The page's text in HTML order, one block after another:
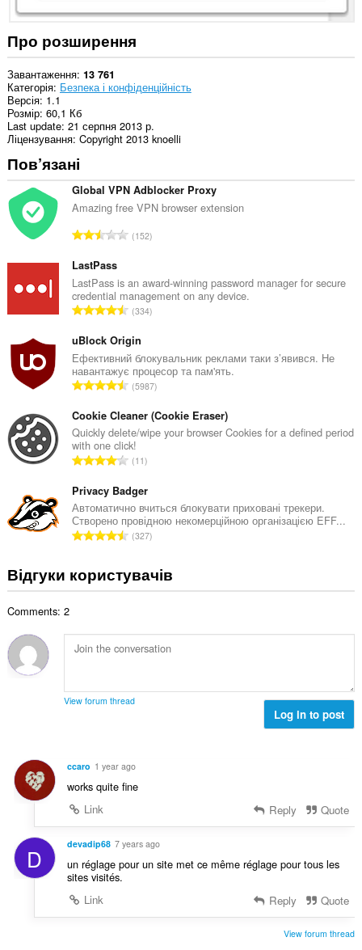
Про розширення
Завантаження 13 761
Категорія Безпека і конфіденційність
Версія 1.1
Розмір 60,1 Кб
Last update 21 серпня 2013 р.
Ліцензування Copyright 2013 knoelli
Пов’язані
Global VPN Adblocker Proxy
Amazing free VPN browser extension
З
а
л
ь
а
к
і
л
ь
к
і
с
ь
о
ц
і
ю
в
і
в
152
LastPass
LastPass is an award-winning password manager for secure
credential management on any device.
З
г
а
л
ь
а
к
і
л
ь
к
і
с
о
н
ю
ч
334
uBlock Origin
Ефективний блокувальник реклами таки з’явився. Не
навантажує процесор та пам'ять.
З
г
а
л
ь
а
к
і
л
к
і
ь
о
і
н
ч
і
5987
Cookie Cleaner (Cookie Eraser)
Quickly delete/wipe your browser Cookies for a defined period
with one click!
З
г
а
л
ь
а
к
ь
к
т
і
н
а
ч
і
11
Privacy Badger
Автоматично вчиться блокувати приховані трекери.
Створено провідною некомерційною організацією EFF...
З
а
н
а
л
с
т
ь
ц
і
ю
ч
327
Відгуки користувачів
Comments: 2
View forum thread
Log in to post
ccaro 1 year ago
works quite fine
Link
Reply Quote
D devadip68 7 years ago
un réglage pour un site met ce même réglage pour tous les
sites visités.
Link
Reply Quote
View forum thread